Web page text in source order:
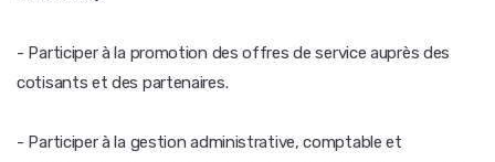
- Participer à la promotion des offres de service auprès des
cotisants et des partenaires.
- Participer à la gestion administrative, comptable et